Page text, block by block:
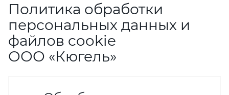
Политика обработки
персональных данных и
файлов cookie
ООО «Кюгель»